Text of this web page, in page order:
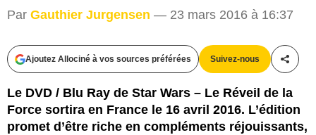
Par Gauthier Jurgensen — 23 mars 2016 à 16:37
Ajoutez Allociné à vos sources préférées Suivez-nous
Le DVD / Blu Ray de Star Wars – Le Réveil de la
Force sortira en France le 16 avril 2016. L’édition
promet d’être riche en compléments réjouissants,